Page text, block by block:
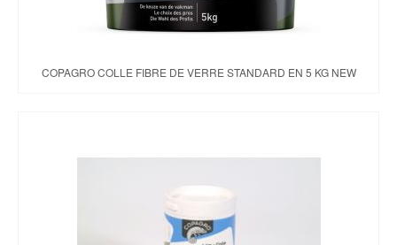
COPAGRO COLLE FIBRE DE VERRE STANDARD EN 5 KG NEW